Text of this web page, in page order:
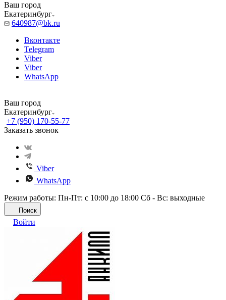
Ваш город
Екатеринбург
640987@bk.ru
Вконтакте
Telegram
Viber
Viber
WhatsApp
Ваш город
Екатеринбург
+7 (950) 170-55-77
Заказать звонок
Viber
WhatsApp
Режим работы: Пн-Пт: с 10:00 до 18:00 Сб - Вс: выходные
Поиск
Войти